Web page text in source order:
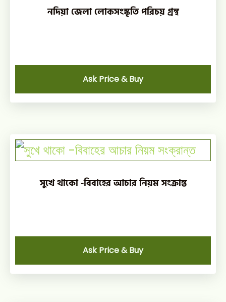
নদিয়া জেলা লোকসংস্কৃতি পরিচয় গ্রন্থ
Ask Price & Buy
সুখে থাকো -বিবাহের আচার নিয়ম সংক্রান্ত
Ask Price & Buy